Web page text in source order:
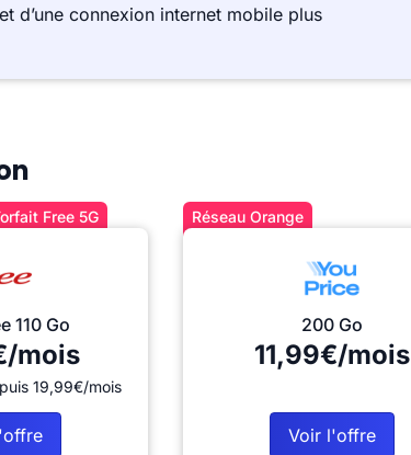
d’une connexion internet mobile plus
Free 5G
110 Go
mois
19,99€/mois
Réseau Orange
200 Go
11,99€/mois
Voir l'offre